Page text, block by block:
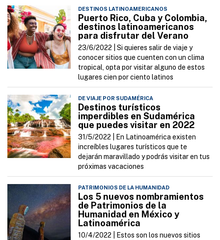
DESTINOS LATINOAMERICANOS
Puerto Rico, Cuba y Colombia,
destinos latinoamericanos
para disfrutar del Verano
23/6/2022 |Si quieres salir de viaje y
conocer sitios que cuenten con un clima
tropical, opta por visitar alguno de estos
lugares cien por ciento latinos
DE VIAJE POR SUDAMÉRICA
Destinos turísticos
imperdibles en Sudamérica
que puedes visitar en 2022
31/5/2022 |
En Latinoamérica existen
increíbles lugares turísticos que te
dejarán maravillado y podrás visitar en tus
próximas vacaciones
PATRIMONIOS DE LA HUMANIDAD
Los 5 nuevos nombramientos
de Patrimonios de la
Humanidad en México y
Latinoamérica
10/4/2022 |
Estos son los nuevos sitios